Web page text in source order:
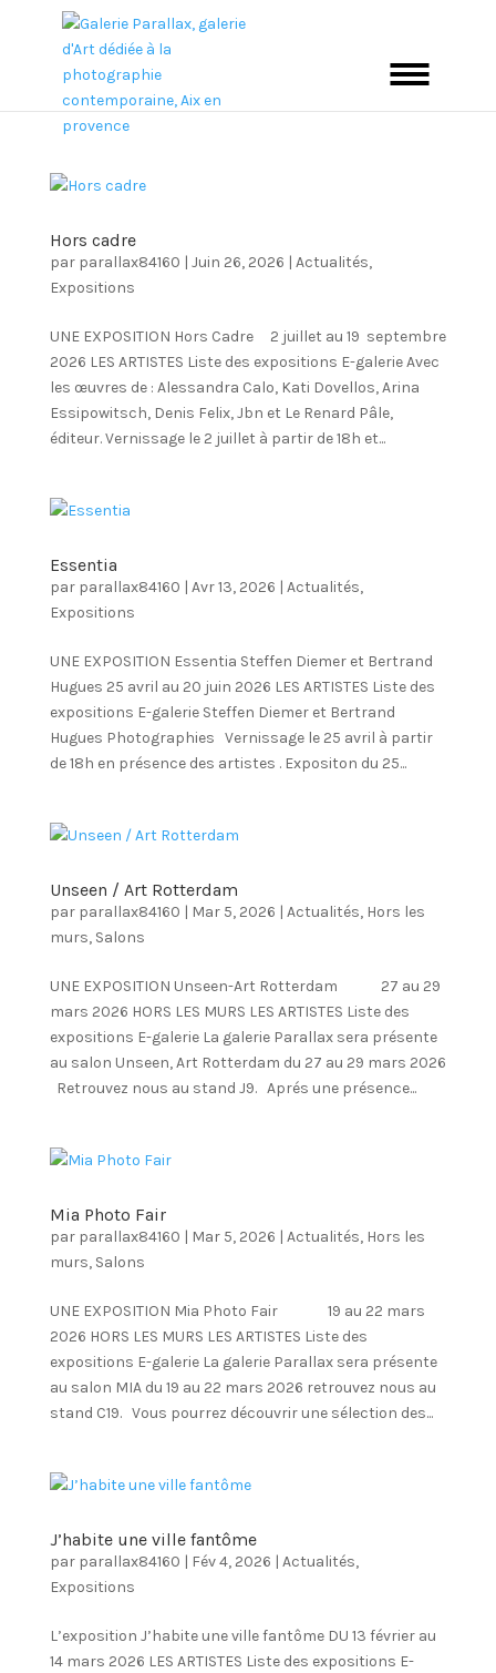
Hors cadre
par parallax84160 | Juin 26, 2026 | Actualités,
Expositions
UNE EXPOSITION Hors Cadre 2 juillet au 19 septembre
2026 LES ARTISTES Liste des expositions E-galerie Avec
les œuvres de : Alessandra Calo, Kati Dovellos, Arina
Essipowitsch, Denis Felix, Jbn et Le Renard Pâle,
éditeur. Vernissage le 2 juillet à partir de 18h et...
Essentia
par parallax84160 | Avr 13, 2026 | Actualités,
Expositions
UNE EXPOSITION Essentia Steffen Diemer et Bertrand
Hugues 25 avril au 20 juin 2026 LES ARTISTES Liste des
expositions E-galerie Steffen Diemer et Bertrand
Hugues Photographies Vernissage le 25 avril à partir
de 18h en présence des artistes . Expositon du 25...
Unseen / Art Rotterdam
par parallax84160 | Mar 5, 2026 | Actualités, Hors les
murs, Salons
UNE EXPOSITION Unseen-Art Rotterdam 27 au 29
mars 2026 HORS LES MURS LES ARTISTES Liste des
expositions E-galerie La galerie Parallax sera présente
au salon Unseen, Art Rotterdam du 27 au 29 mars 2026
Retrouvez nous au stand J9. Aprés une présence...
Mia Photo Fair
par parallax84160 | Mar 5, 2026 | Actualités, Hors les
murs, Salons
UNE EXPOSITION Mia Photo Fair 19 au 22 mars
2026 HORS LES MURS LES ARTISTES Liste des
expositions E-galerie La galerie Parallax sera présente
au salon MIA du 19 au 22 mars 2026 retrouvez nous au
stand C19. Vous pourrez découvrir une sélection des...
J’habite une ville fantôme
par parallax84160 | Fév 4, 2026 | Actualités,
Expositions
L’exposition J’habite une ville fantôme DU 13 février au
14 mars 2026 LES ARTISTES Liste des expositions E-